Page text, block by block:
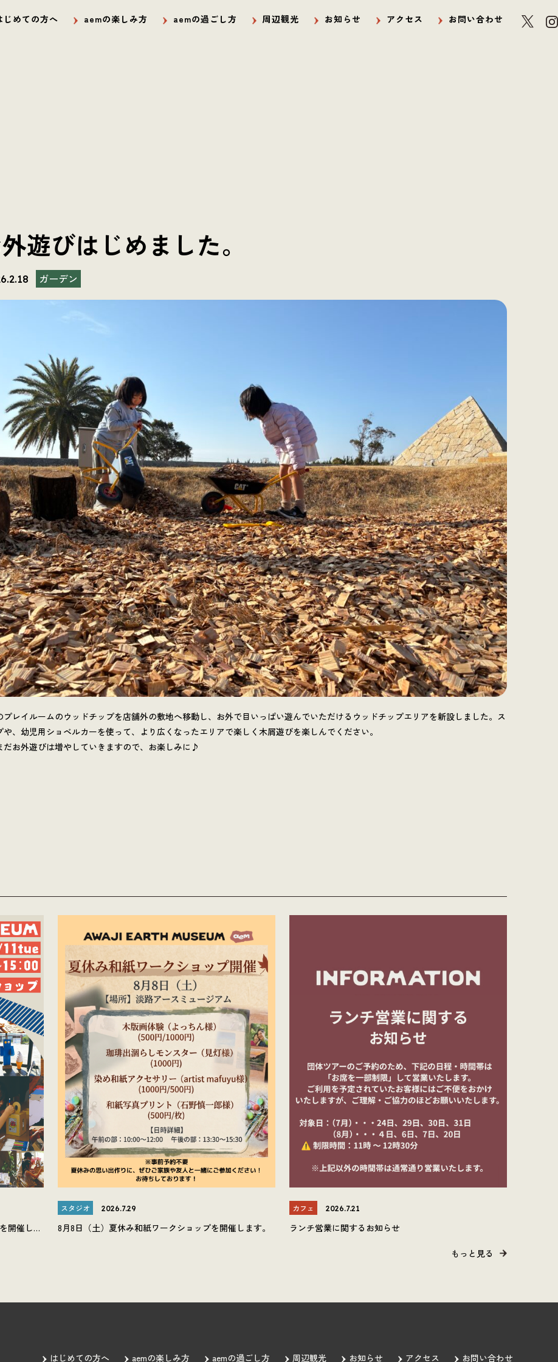
じめての方へ aemの楽しみ方 aemの過ごし方 周辺観光 お知らせ アクセス お問い合わせ
遊びはじめました。
ガーデン
プレイルームのウッドチップを店舗外の敷地へ移動し、お外で目いっぱい遊んでいただけるウッドチップエリアを新設しました。ス
や、幼児用ショベルカーを使って、より広くなったエリアで楽しく木屑遊びを楽しんでください。
だお外遊びは増やしていきますので、お楽しみに♪
開催しま
スタジオ 2026.7.29
8月8日（土）夏休み和紙ワークショップを開催します。
カフェ 2026.7.21
ランチ営業に関するお知らせ
もっと見る
はじめての方へ aemの楽しみ方 aemの過ごし方 周辺観光 お知らせ アクセス お問い合わせ